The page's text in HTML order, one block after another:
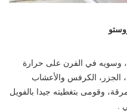
وسويه في الفرن على حرارة
الجزر، الكرفس والأعشاب
وقومى بتغطيته جيدا بالفويل
.